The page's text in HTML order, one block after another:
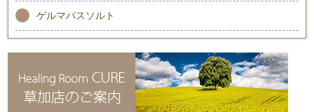
ゲルマバスソルト